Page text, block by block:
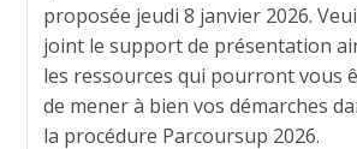
proposée jeudi 8 janvier 2026.
joint le support de présentation
les ressources qui pourront vous
de mener à bien vos démarches
la procédure Parcoursup 2026.